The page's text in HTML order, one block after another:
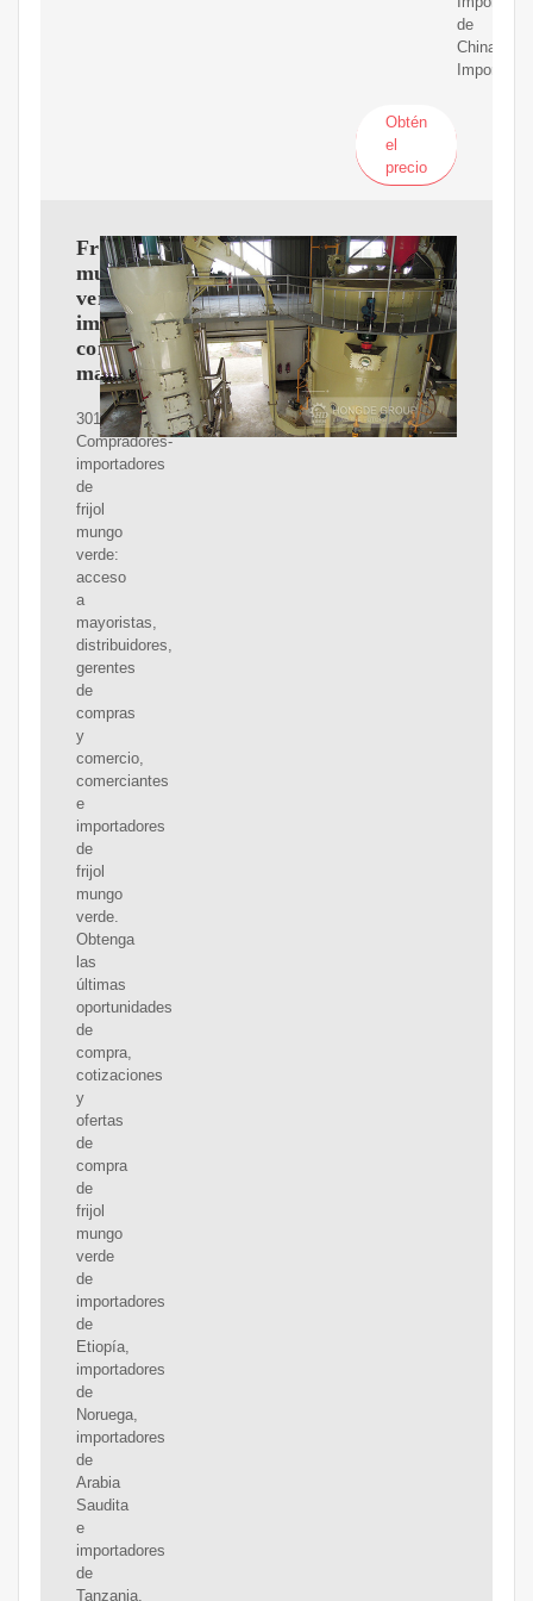
de
China,
Obtén
el
precio
Frijol
mungo
verde:
importadores,
compradores,
mayoristas
30100+
Compradores-
importadores
de
frijol
mungo
verde:
acceso
a
mayoristas,
distribuidores,
gerentes
de
compras
y
comercio,
comerciantes
e
importadores
de
frijol
mungo
verde.
Obtenga
las
últimas
oportunidades
de
compra,
cotizaciones
y
ofertas
de
compra
de
frijol
mungo
verde
de
importadores
de
Etiopía,
importadores
de
Noruega,
importadores
de
Arabia
Saudita
e
importadores
de
Tanzania.